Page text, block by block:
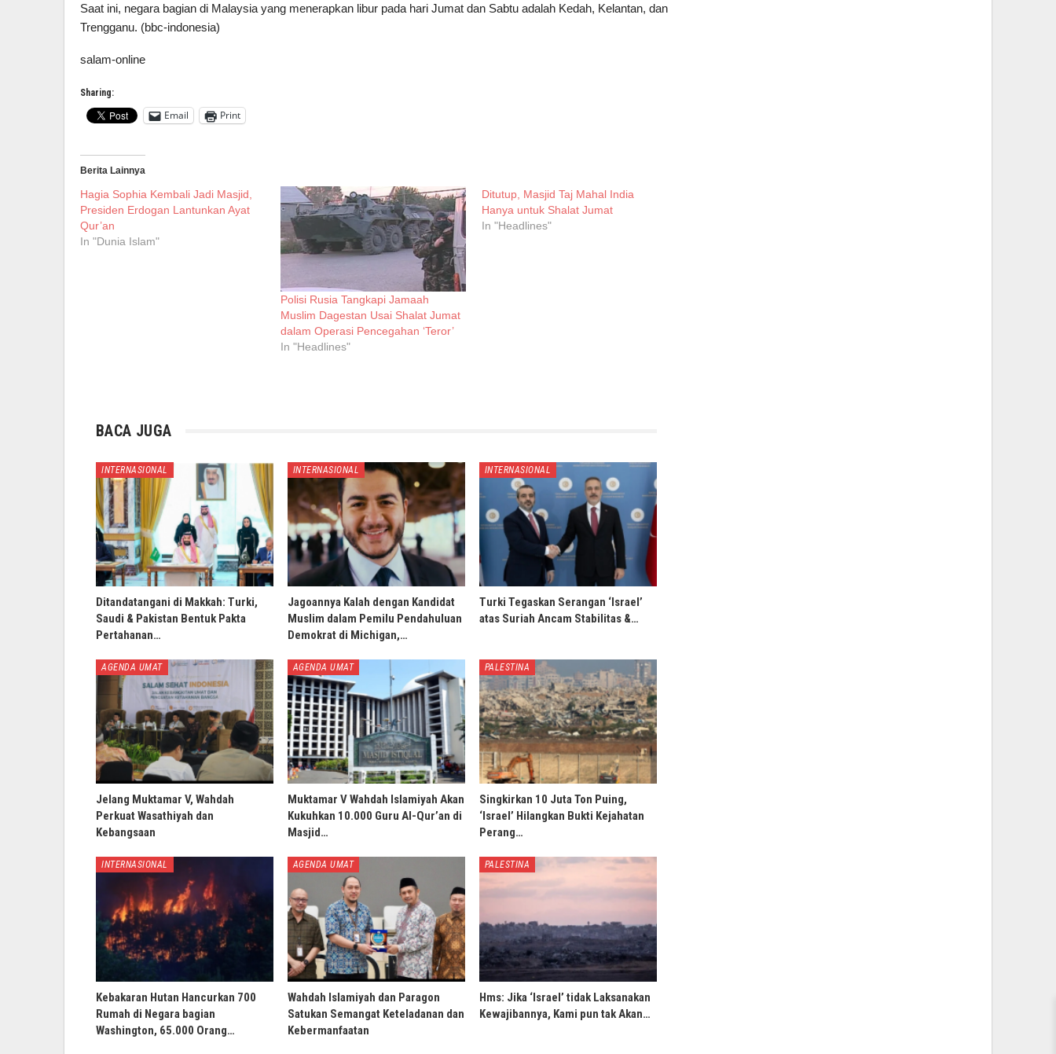
Saat ini, negara bagian di Malaysia yang menerapkan libur pada hari Jumat dan Sabtu adalah Kedah, Kelantan, dan
Trengganu. (bbc-indonesia)
salam-online
Sharing:
Email Print
Berita Lainnya
Hagia Sophia Kembali Jadi Masjid,
Presiden Erdogan Lantunkan Ayat
Qur’an
In "Dunia Islam"
Polisi Rusia Tangkapi Jamaah
Muslim Dagestan Usai Shalat Jumat
dalam Operasi Pencegahan ‘Teror’
In "Headlines"
Ditutup, Masjid Taj Mahal India
Hanya untuk Shalat Jumat
In "Headlines"
BACA JUGA
INTERNASIONAL
Ditandatangani di Makkah: Turki,
Saudi & Pakistan Bentuk Pakta
Pertahanan…
INTERNASIONAL
Jagoannya Kalah dengan Kandidat
Muslim dalam Pemilu Pendahuluan
Demokrat di Michigan,…
INTERNASIONAL
Turki Tegaskan Serangan ‘Israel’
atas Suriah Ancam Stabilitas &…
AGENDA UMAT
Jelang Muktamar V, Wahdah
Perkuat Wasathiyah dan
Kebangsaan
AGENDA UMAT
Muktamar V Wahdah Islamiyah Akan
Kukuhkan 10.000 Guru Al-Qur’an di
Masjid…
PALESTINA
Singkirkan 10 Juta Ton Puing,
‘Israel’ Hilangkan Bukti Kejahatan
Perang…
INTERNASIONAL
Kebakaran Hutan Hancurkan 700
Rumah di Negara bagian
Washington, 65.000 Orang…
AGENDA UMAT
Wahdah Islamiyah dan Paragon
Satukan Semangat Keteladanan dan
Kebermanfaatan
PALESTINA
Hms: Jika ‘Israel’ tidak Laksanakan
Kewajibannya, Kami pun tak Akan…